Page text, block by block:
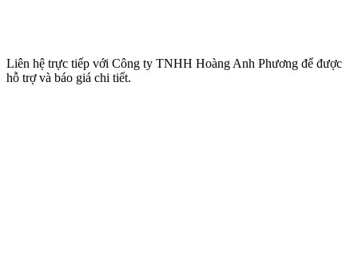
Liên hệ trực tiếp với Công ty TNHH Hoàng Anh Phương để được
hỗ trợ và báo giá chi tiết.